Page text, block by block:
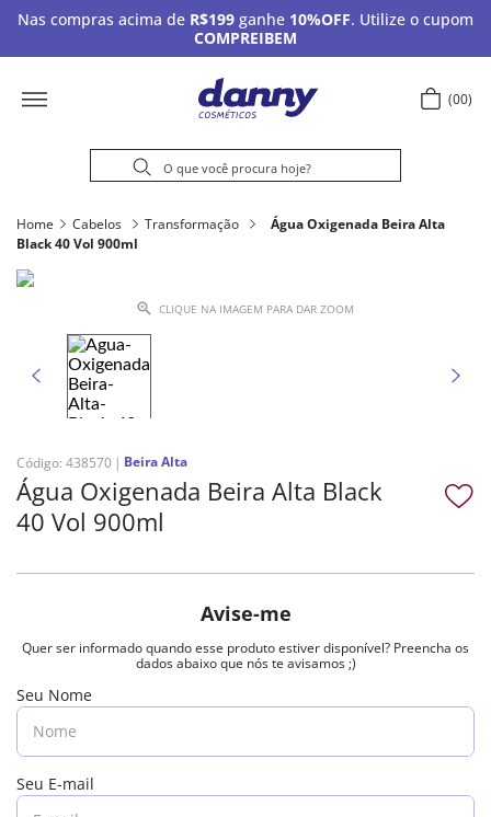
Nas compras acima de R$199 ganhe 10%OFF. Utilize o cupom
COMPREIBEM
00
Home Cabelos Transformação
Água Oxigenada Beira Alta
Black 40 Vol 900ml
CLIQUE NA IMAGEM PARA DAR ZOOM
Código: 438570 Beira Alta
Água Oxigenada Beira Alta Black
40 Vol 900ml